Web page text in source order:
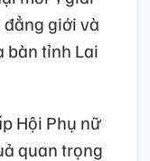
giới và
bàn tỉnh Lai
Hội Phụ nữ
quan trọng